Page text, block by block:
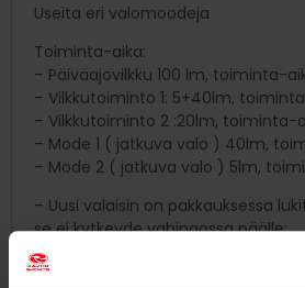
Useita eri valomoodeja
Toiminta-aika:
– Päiväajovilkku 100 lm, toiminta-
– Vilkkutoiminto 1: 5+40lm,
– Vilkkutoiminto 2 :20lm, toiminta-
– Mode 1 ( jatkuva valo ) 40lm,
– Mode 2 ( jatkuva valo ) 5lm,
– Uusi valaisin on pakkauksessa
se ei kytkeyde vahingossa päälle:
Avataksesi lukituksen, paina
kytkimessä oleva sininen valo